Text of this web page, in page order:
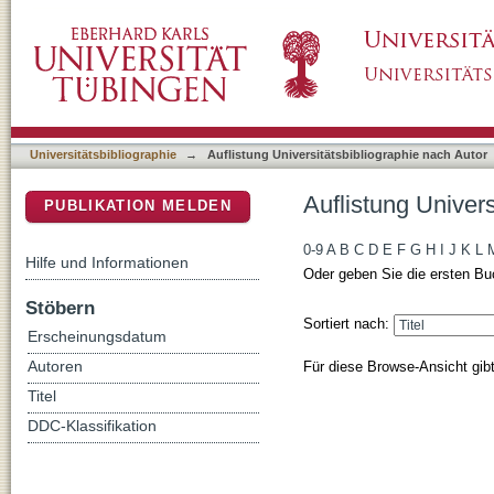
Universitätsbibliographie → Auflistung Universitätsbibliographie nach Autor
Auflistung
0-9 A B C D E F G H J K L
Oder geben Sie die ersten
Sortiert nach:
Für diese Browse-Ansicht
PUBLIKATION MELDEN
Hilfe und Informationen
Stöbern
Erscheinungsdatum
Autoren
Titel
DDC-Klassifikation